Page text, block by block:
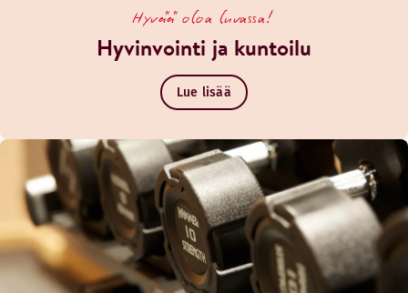
Hyvää oloa luvassa!
Hyvinvointi ja kuntoilu
Lue lisää